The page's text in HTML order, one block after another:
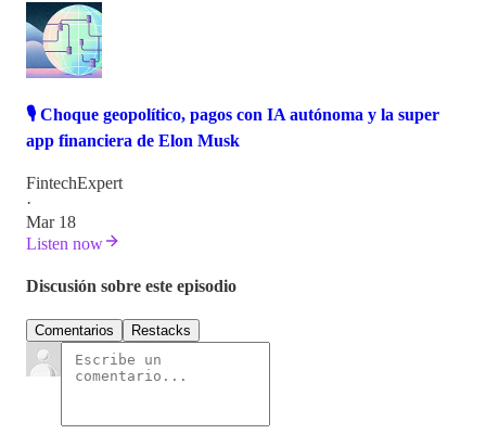
🎙️ Choque geopolítico, pagos con IA autónoma y la super
app financiera de Elon Musk
FintechExpert
·
Mar 18
Listen now
Discusión sobre este episodio
Comentarios Restacks